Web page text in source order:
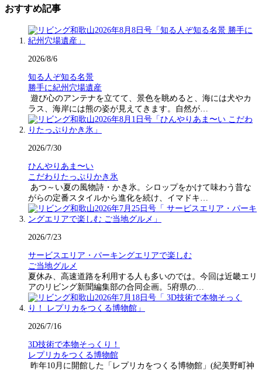
おすすめ記事
2026/8/6
知る人ぞ知る名景
勝手に紀州穴場遺産
遊び心のアンテナを立てて、景色を眺めると、海には犬やカ
ラス、海岸には熊の姿が見えてきます。自然が…
2026/7/30
ひんやりあま〜い
こだわりたっぷりかき氷
あつ～い夏の風物詩・かき氷。シロップをかけて味わう昔な
がらの定番スタイルから進化を続け、イマドキ…
2026/7/23
サービスエリア・パーキングエリアで楽しむ
ご当地グルメ
夏休み、高速道路を利用する人も多いのでは。今回は近畿エリ
アのリビング新聞編集部の合同企画。5府県の…
2026/7/16
3D技術で本物そっくり！
レプリカをつくる博物館
昨年10月に開館した「レプリカをつくる博物館」(紀美野町神